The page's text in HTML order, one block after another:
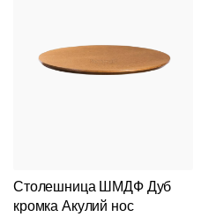
Столешница ШМДФ Дуб
кромка Акулий нос